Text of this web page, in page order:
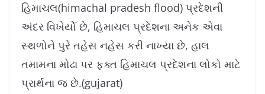
હિમાચલ(himachal pradesh flood) પ્રદેશની
અંદર વિખેર્યો છે, હિમાચલ પ્રદેશના અનેક એવા
સ્થળોને પુરે તહેસ નહેસ કરી નાખ્યા છે, હાલ
તમામના મોઢા પર ફક્ત હિમાચલ પ્રદેશના લોકો માટે
પ્રાર્થના જ છે.(gujarat)